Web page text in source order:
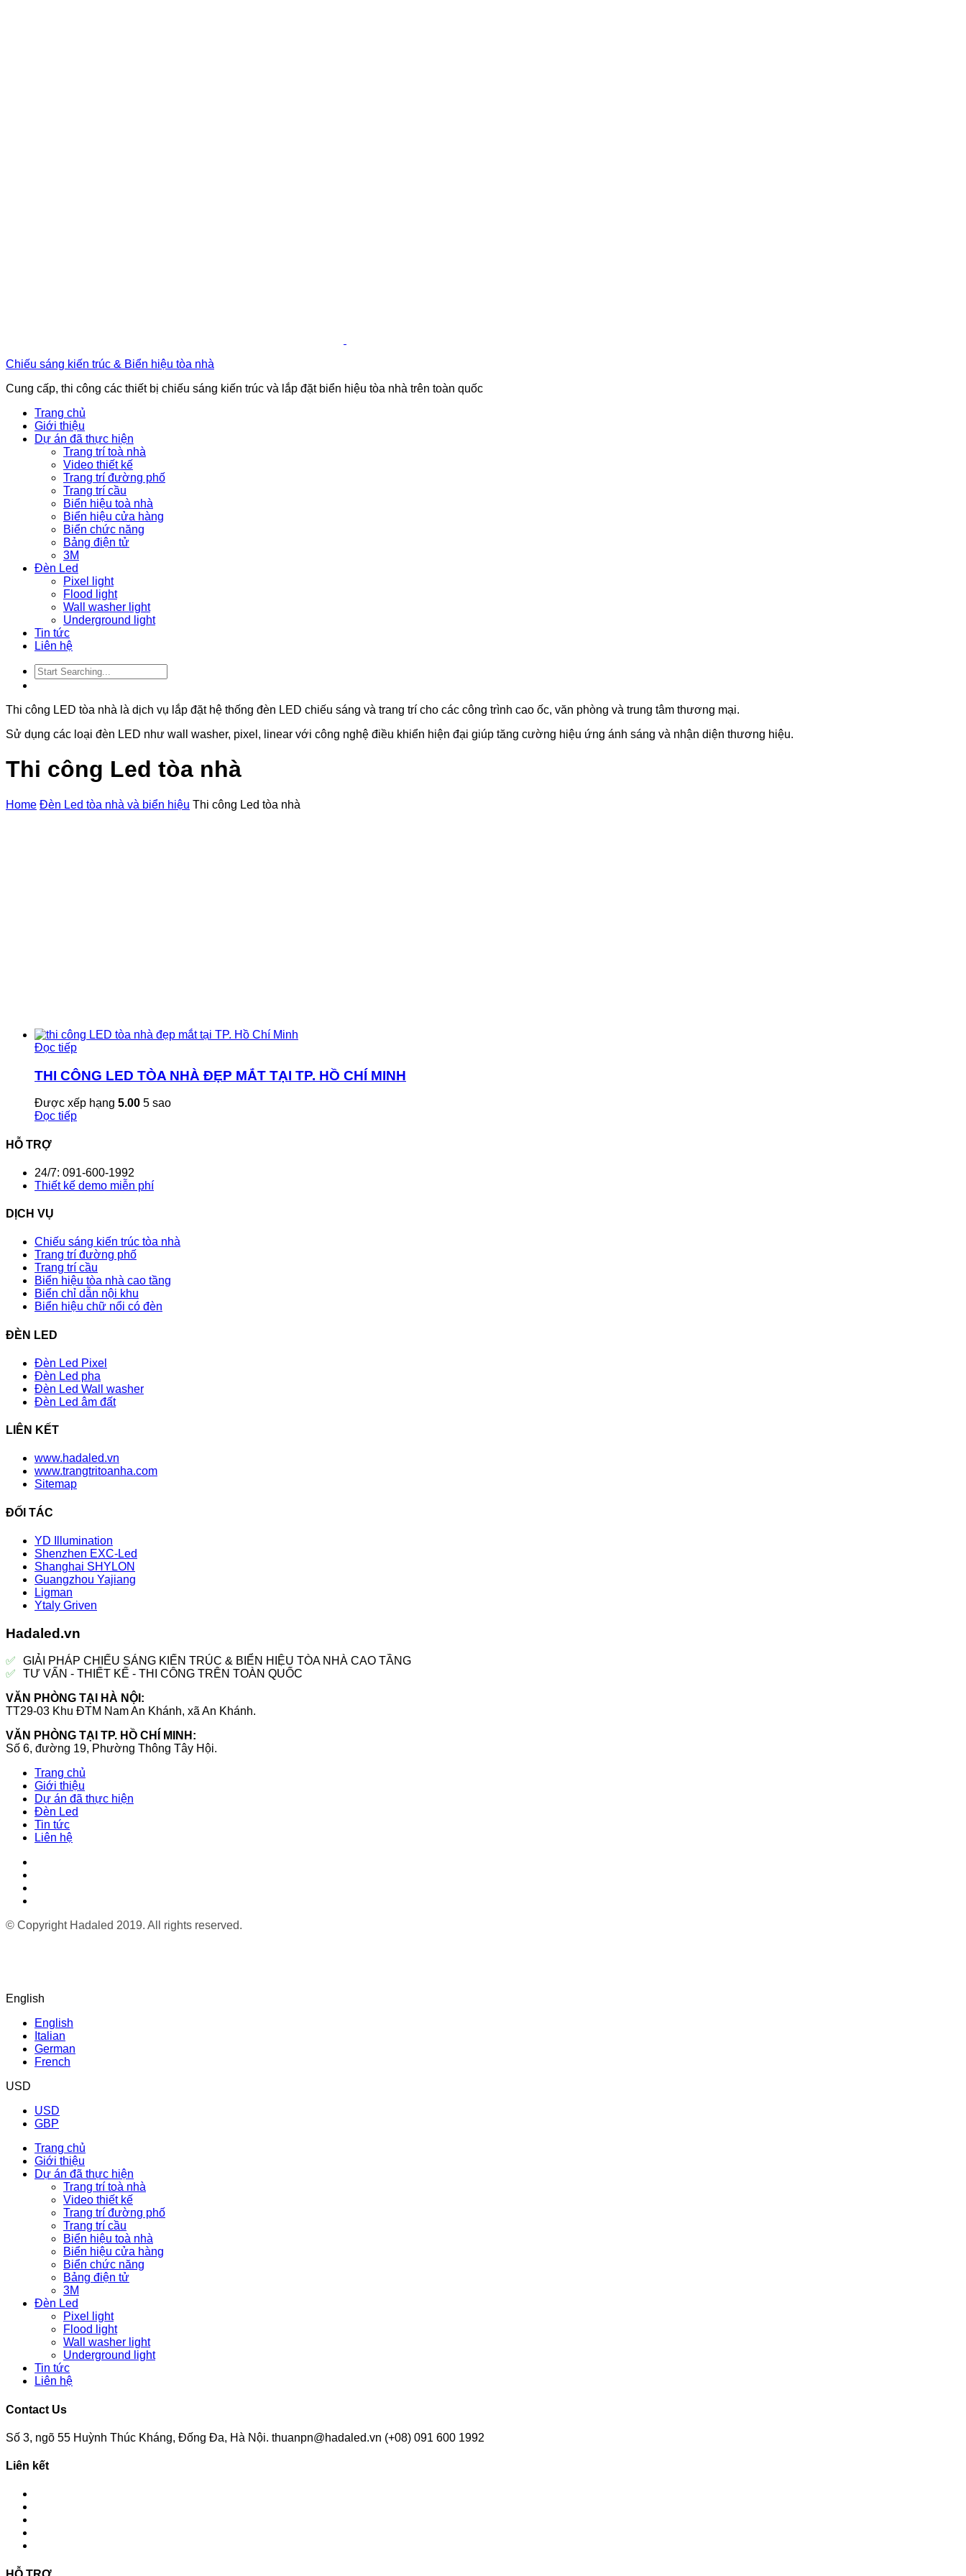
Chiếu sáng kiến trúc & Biển hiệu tòa nhà
Cung cấp, thi công các thiết bị chiếu sáng kiến trúc và lắp đặt biển hiệu tòa nhà trên toàn quốc
Trang chủ
Giới thiệu
Dự án đã thực hiện
Trang trí toà nhà
Video thiết kế
Trang trí đường phố
Trang trí cầu
Biển hiệu toà nhà
Biển hiệu cửa hàng
Biển chức năng
Bảng điện tử
3M
Đèn Led
Pixel light
Flood light
Wall washer light
Underground light
Tin tức
Liên hệ
Thi công LED tòa nhà là dịch vụ lắp đặt hệ thống đèn LED chiếu sáng và trang trí cho các công trình cao ốc, văn phòng và trung tâm thương mại.
Sử dụng các loại đèn LED như wall washer, pixel, linear với công nghệ điều khiển hiện đại giúp tăng cường hiệu ứng ánh sáng và nhận diện thương hiệu.
Thi công Led tòa nhà
Home Đèn Led tòa nhà và biển hiệu Thi công Led tòa nhà
Đọc tiếp
THI CÔNG LED TÒA NHÀ ĐẸP MẮT TẠI TP. HỒ CHÍ MINH
Được xếp hạng 5.00 5 sao
Đọc tiếp
HỖ TRỢ
24/7: 091-600-1992
Thiết kế demo miễn phí
DỊCH VỤ
Chiếu sáng kiến trúc tòa nhà
Trang trí đường phố
Trang trí cầu
Biển hiệu tòa nhà cao tầng
Biển chỉ dẫn nội khu
Biển hiệu chữ nổi có đèn
ĐÈN LED
Đèn Led Pixel
Đèn Led pha
Đèn Led Wall washer
Đèn Led âm đất
LIÊN KẾT
www.hadaled.vn
www.trangtritoanha.com
Sitemap
ĐỐI TÁC
YD Illumination
Shenzhen EXC-Led
Shanghai SHYLON
Guangzhou Yajiang
Ligman
Ytaly Griven
Hadaled.vn
✅
GIẢI PHÁP CHIẾU SÁNG KIẾN TRÚC & BIỂN HIỆU TÒA NHÀ CAO TẦNG
✅
TƯ VẤN - THIẾT KẾ - THI CÔNG TRÊN TOÀN QUỐC
VĂN PHÒNG TẠI HÀ NỘI:
TT29-03 Khu ĐTM Nam An Khánh, xã An Khánh.
VĂN PHÒNG TẠI TP. HỒ CHÍ MINH:
Số 6, đường 19, Phường Thông Tây Hội.
Trang chủ
Giới thiệu
Dự án đã thực hiện
Đèn Led
Tin tức
Liên hệ
© Copyright Hadaled 2019. All rights reserved.
English
English
Italian
German
French
USD
USD
GBP
Trang chủ
Giới thiệu
Dự án đã thực hiện
Trang trí toà nhà
Video thiết kế
Trang trí đường phố
Trang trí cầu
Biển hiệu toà nhà
Biển hiệu cửa hàng
Biển chức năng
Bảng điện tử
3M
Đèn Led
Pixel light
Flood light
Wall washer light
Underground light
Tin tức
Liên hệ
Contact Us
Số 3, ngõ 55 Huỳnh Thúc Kháng, Đống Đa, Hà Nội. thuanpn@hadaled.vn (+08) 091 600 1992
Liên kết